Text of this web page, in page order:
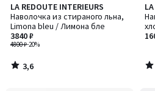
LA REDOUTE INTERIEURS
Наволочка из стираного льна,
Limona bleu / Лимона бле
4800 ₽-20%
3840 ₽
3,6
/ 5
3,6
/
/
/